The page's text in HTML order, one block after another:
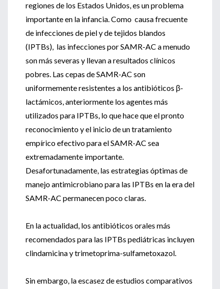
regiones de los Estados Unidos, es un problema
importante en la infancia. Como causa frecuente
de infecciones de piel y de tejidos blandos
(IPTBs), las infecciones por SAMR-AC a menudo
son más severas y llevan a resultados clínicos
pobres. Las cepas de SAMR-AC son
uniformemente resistentes a los antibióticos β-
lactámicos, anteriormente los agentes más
utilizados para IPTBs, lo que hace que el pronto
reconocimiento y el inicio de un tratamiento
empírico efectivo para el SAMR-AC sea
extremadamente importante.
Desafortunadamente, las estrategias óptimas de
manejo antimicrobiano para las IPTBs en la era del
SAMR-AC permanecen poco claras.
En la actualidad, los antibióticos orales más
recomendados para las IPTBs pediátricas incluyen
clindamicina y trimetoprima-sulfametoxazol.
Sin embargo, la escasez de estudios comparativos